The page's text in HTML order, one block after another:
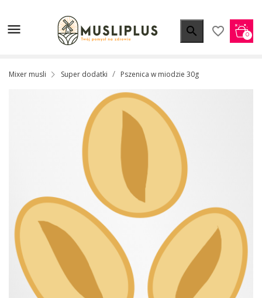
  favorite_border 0
Mixer musli Super dodatki Pszenica w miodzie 30g